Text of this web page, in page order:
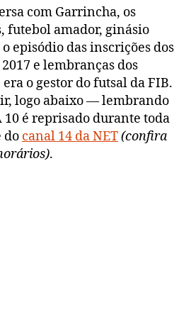
com Garrincha, os
futebol amador, ginásio
episódio das inscrições dos
e lembranças dos
o gestor do futsal da FIB.
logo abaixo — lembrando
10 é reprisado durante toda
do canal 14 da NET(confira
.